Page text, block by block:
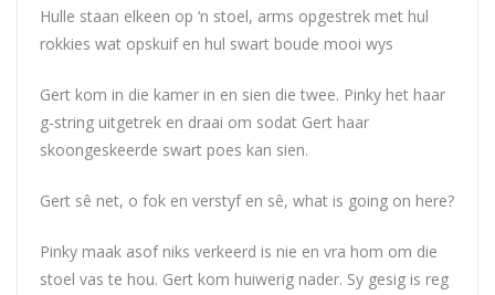
Hulle staan elkeen op ‘n stoel, arms opgestrek met hul
rokkies wat opskuif en hul swart boude mooi wys
Gert kom in die kamer in en sien die twee. Pinky het haar
g-string uitgetrek en draai om sodat Gert haar
skoongeskeerde swart poes kan sien.
Gert sê net, o fok en verstyf en sê, what is going on here?
Pinky maak asof niks verkeerd is nie en vra hom om die
stoel vas te hou. Gert kom huiwerig nader. Sy gesig is reg